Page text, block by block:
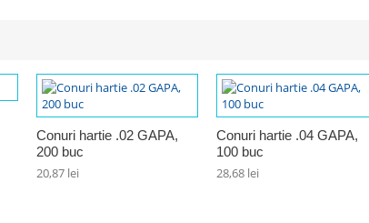
Conuri hartie .02 GAPA,
200 buc
20,87 lei
Conuri hartie .04 GAPA,
100 buc
28,68 lei